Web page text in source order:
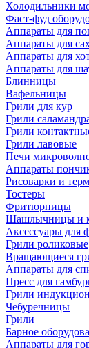
Холодильники
Фаст-фуд
Аппараты для
Аппараты для
Аппараты для
Аппараты для
Блинницы
Вафельницы
Грили для кур
Грили
Грили
Грили лавовые
Печи
Аппараты
Рисоварки и
Тостеры
Фритюрницы
Шашлычницы и
Аксессуары для
Грили роликовые
Вращающиеся
Аппараты для
Пресс для
Грили
Чебуречницы
Грили
Барное
Аппараты для